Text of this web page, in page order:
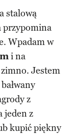
stalową
przypomina
Wpadam w
i na
Jestem
z
jeden z
kupić piękny